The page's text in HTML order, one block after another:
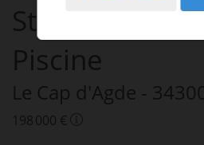
Studio Port
Piscine
Le Cap d'Agde -
198 000 €